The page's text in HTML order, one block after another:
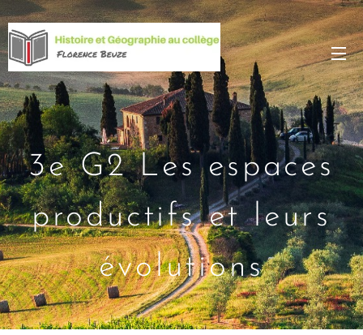
3e G2 Les espaces
productifs et leurs
évolutions